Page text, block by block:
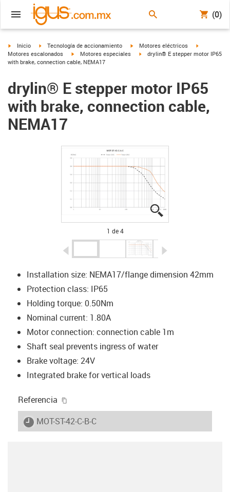
(0)
igus-icon-arrow-right
Inicio igus-icon-arrow-right
Tecnología de accionamiento igus-icon-arrow-right
Motores eléctricos
Motores escalonados
igus-icon-arrow-right
Motores especiales igus-icon-arrow-right
drylin® E stepper motor IP65
with brake, connection cable, NEMA17
drylin® E stepper motor IP65
with brake, connection cable,
NEMA17
igus-icon-lupe
igus-icon-lupe
igus-icon-lupe
igus-icon-lupe
1 de 4
Installation size: NEMA17/flange dimension 42mm
Protection class: IP65
Holding torque: 0.50Nm
Nominal current: 1.80A
Motor connection: connection cable 1m
Shaft seal prevents ingress of water
Brake voltage: 24V
Integrated brake for vertical loads
Referencia
igus-icon-lieferzeit
MOT-ST-42-C-B-C